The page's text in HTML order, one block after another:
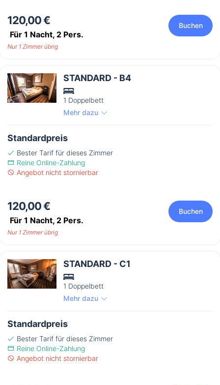
120,00 €
Für 1 Nacht, 2 Pers.
Buchen
Nur 1 Zimmer übrig
STANDARD - B4
1 Doppelbett
Mehr dazu
Standardpreis
Bester Tarif für dieses Zimmer
Reine Online-Zahlung
Angebot nicht stornierbar
120,00 €
Für 1 Nacht, 2 Pers.
Buchen
Nur 1 Zimmer übrig
STANDARD - C1
1 Doppelbett
Mehr dazu
Standardpreis
Bester Tarif für dieses Zimmer
Reine Online-Zahlung
Angebot nicht stornierbar